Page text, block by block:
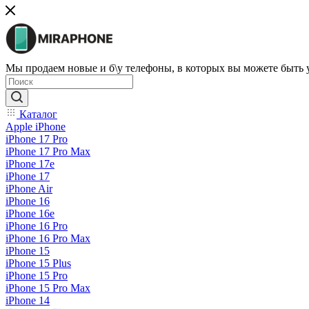
Мы продаем новые и б\у телефоны, в которых вы можете быть
Каталог
Apple iPhone
iPhone 17 Pro
iPhone 17 Pro Max
iPhone 17e
iPhone 17
iPhone Air
iPhone 16
iPhone 16e
iPhone 16 Pro
iPhone 16 Pro Max
iPhone 15
iPhone 15 Plus
iPhone 15 Pro
iPhone 15 Pro Max
iPhone 14